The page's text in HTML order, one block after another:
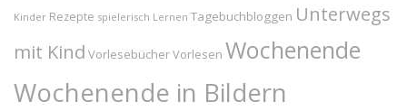
Kinder Rezepte spielerisch Lernen Tagebuchbloggen Unterwegs
mit Kind VorlesebücherVorlesen Wochenende
Wochenende in Bildern